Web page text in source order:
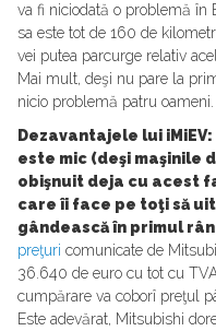
va fi niciodată o problemă în
sa este tot de 160 de
vei putea parcurge relativ
Mai mult, deşi nu pare la
nicio problemă patru oameni.
Dezavantajele lui
este mic (deşi maşinile
obişnuit deja cu acest
care îi face pe toţi să
gândească în primul
preţuri comunicate de
36.640 de euro cu tot cu
cumpărare va coborî preţul
Este adevărat, Mitsubishi